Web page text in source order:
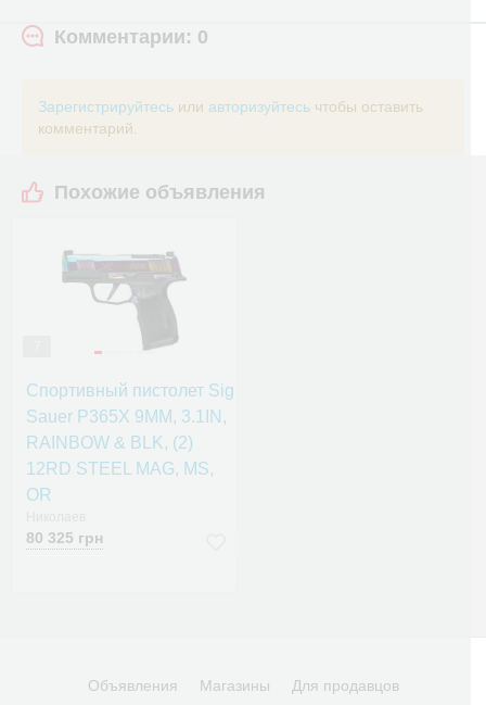
Комментарии: 0
Зарегистрируйтесь или авторизуйтесь чтобы оставить
комментарий.
Похожие объявления
Спортивный пистолет Sig
Sauer P365X 9MM, 3.1IN,
RAINBOW & BLK, (2)
12RD STEEL MAG, MS,
OR
80 325 грн
Объявления Магазины Для продавцов